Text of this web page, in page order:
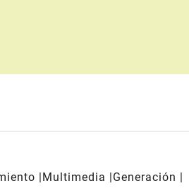
Multimedia
Generación